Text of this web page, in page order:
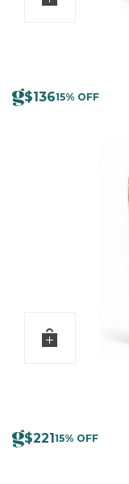
$13615% OFF
$22115% OFF